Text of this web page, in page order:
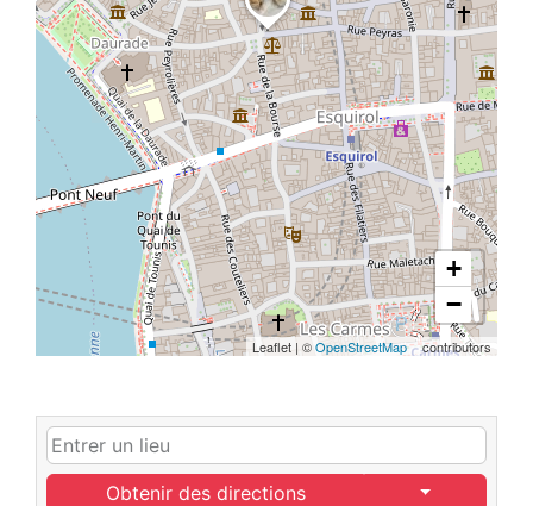
+
−
Leaflet | ©OpenStreetMap contributors
Obtenir des directions